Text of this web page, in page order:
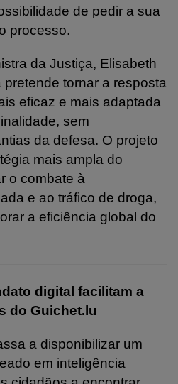
de pedir a sua
processo.
da Justiça, Elisabeth
tornar a resposta
eficaz e mais adaptada
sem
da defesa. O projeto
mais ampla do
o combate à
e ao tráfico de droga,
a eficiência global do
digital facilitam a
do Guichet.lu
a disponibilizar um
em inteligência